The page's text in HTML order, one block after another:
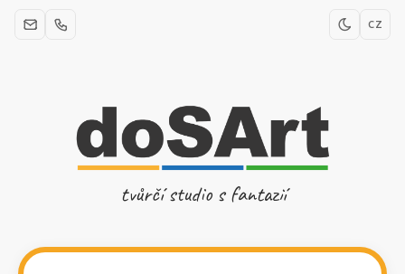
CZ
tvůrčí studio s fantazií